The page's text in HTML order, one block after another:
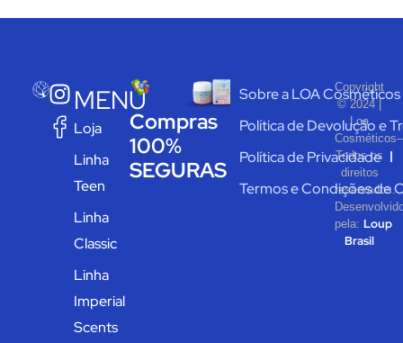
MENU
Loja
Linha
Teen
Linha
Classic
Linha
Imperial
Scents
Compras
100%
SEGURAS
Sobre a LOA Cosméticos
Política de Devolução e
Política de Privacidade
Termos e Condições de
Copyright
© 2024 |
Loa
Cosméticos–
Todos os
direitos
reservados.
pela: Loup
Brasil